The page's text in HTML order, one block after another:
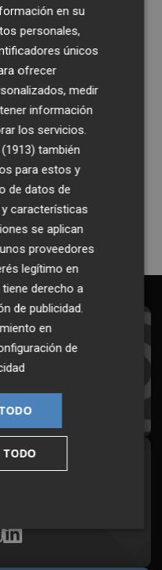
por la caída de
de
tu correo
Boletín
hora en tu email
redes
medio
en su
personales,
únicos
ofrecer
medir
información
los servicios.
también
para estos y
de datos de
características
se aplican
proveedores
legítimo en
derecho a
de publicidad.
en
de
TODO